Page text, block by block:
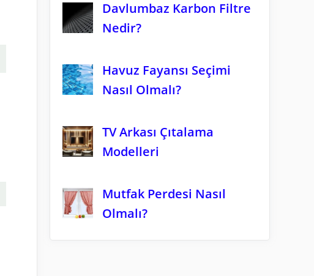
Davlumbaz Karbon Filtre
Nedir?
Havuz Fayansı Seçimi
Nasıl Olmalı?
TV Arkası Çıtalama
Modelleri
Mutfak Perdesi Nasıl
Olmalı?